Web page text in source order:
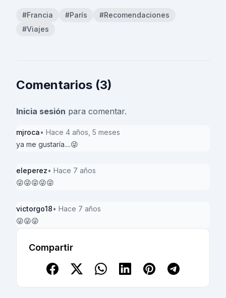
#Francia #París
#Recomendaciones
#Viajes
Comentarios (3)
Inicia sesión para comentar.
mjroca• Hace 4 años, 5 meses
ya me gustaría....😜
eleperez• Hace 7 años
😜😜😜😜😜
victorgo18• Hace 7 años
😜😜😜
Compartir